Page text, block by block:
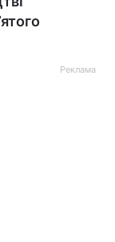
Реклама